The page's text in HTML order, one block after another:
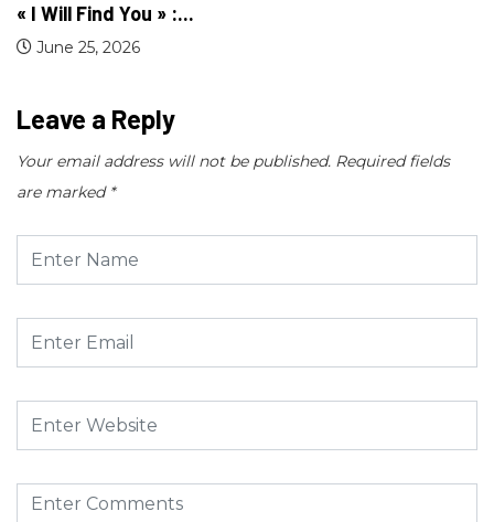
“His & Hers” : la mini-série psychologique...
January 12, 2026
Leave a Reply
Your email address will not be published. Required fields
are marked *